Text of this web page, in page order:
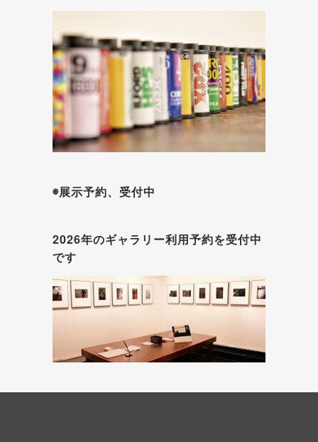
◉展示予約、受付中
2026年のギャラリー利用予約を受付中
です